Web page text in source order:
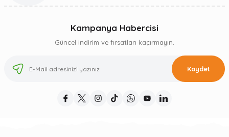
Kampanya Habercisi
Güncel indirim ve fırsatları kaçırmayın.
Kaydet